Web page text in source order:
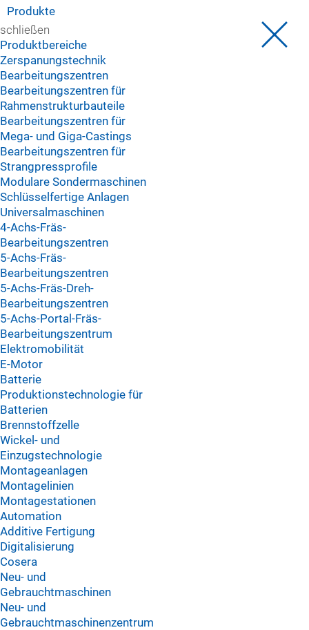
Produkte
schließen
Produktbereiche
Zerspanungstechnik
Bearbeitungszentren
Bearbeitungszentren für
Rahmenstrukturbauteile
Bearbeitungszentren für
Mega- und Giga-Castings
Bearbeitungszentren für
Strangpressprofile
Modulare Sondermaschinen
Schlüsselfertige Anlagen
Universalmaschinen
4-Achs-Fräs-
Bearbeitungszentren
5-Achs-Fräs-
Bearbeitungszentren
5-Achs-Fräs-Dreh-
Bearbeitungszentren
5-Achs-Portal-Fräs-
Bearbeitungszentrum
Elektromobilität
E-Motor
Batterie
Produktionstechnologie für
Batterien
Brennstoffzelle
Wickel- und
Einzugstechnologie
Montageanlagen
Montagelinien
Montagestationen
Automation
Additive Fertigung
Digitalisierung
Cosera
Neu- und
Gebrauchtmaschinen
Neu- und
Gebrauchtmaschinenzentrum